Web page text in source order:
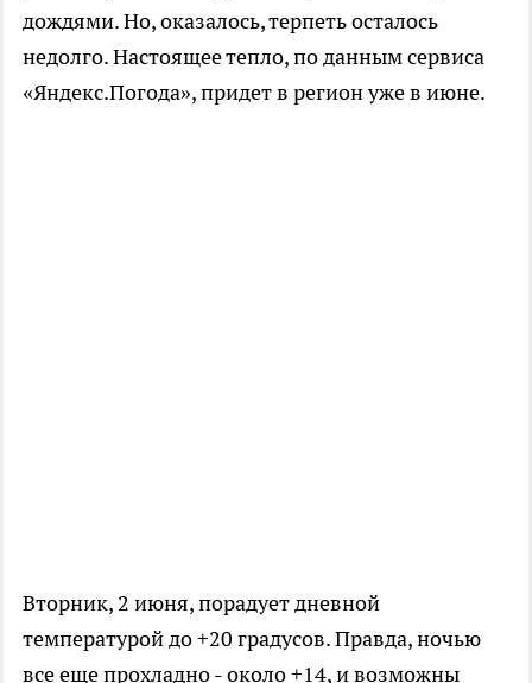
дождями. Но, оказалось, терпеть осталось
недолго. Настоящее тепло, по данным сервиса
«Яндекс.Погода», придет в регион уже в июне.
Вторник, 2 июня, порадует дневной
температурой до +20 градусов. Правда, ночью
все еще прохладно - около +14, и возможны